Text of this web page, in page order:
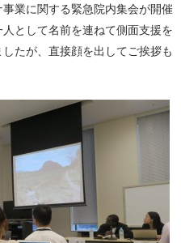
業に関する緊急院内集会が開催
として名前を連ねて側面支援を
たが、直接顔を出してご挨拶も